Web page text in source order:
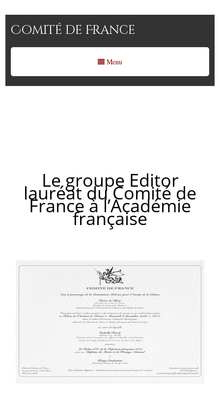
Comité de France
Menu
Le groupe Editor
lauréat du Comité de
France à l’Académie
française